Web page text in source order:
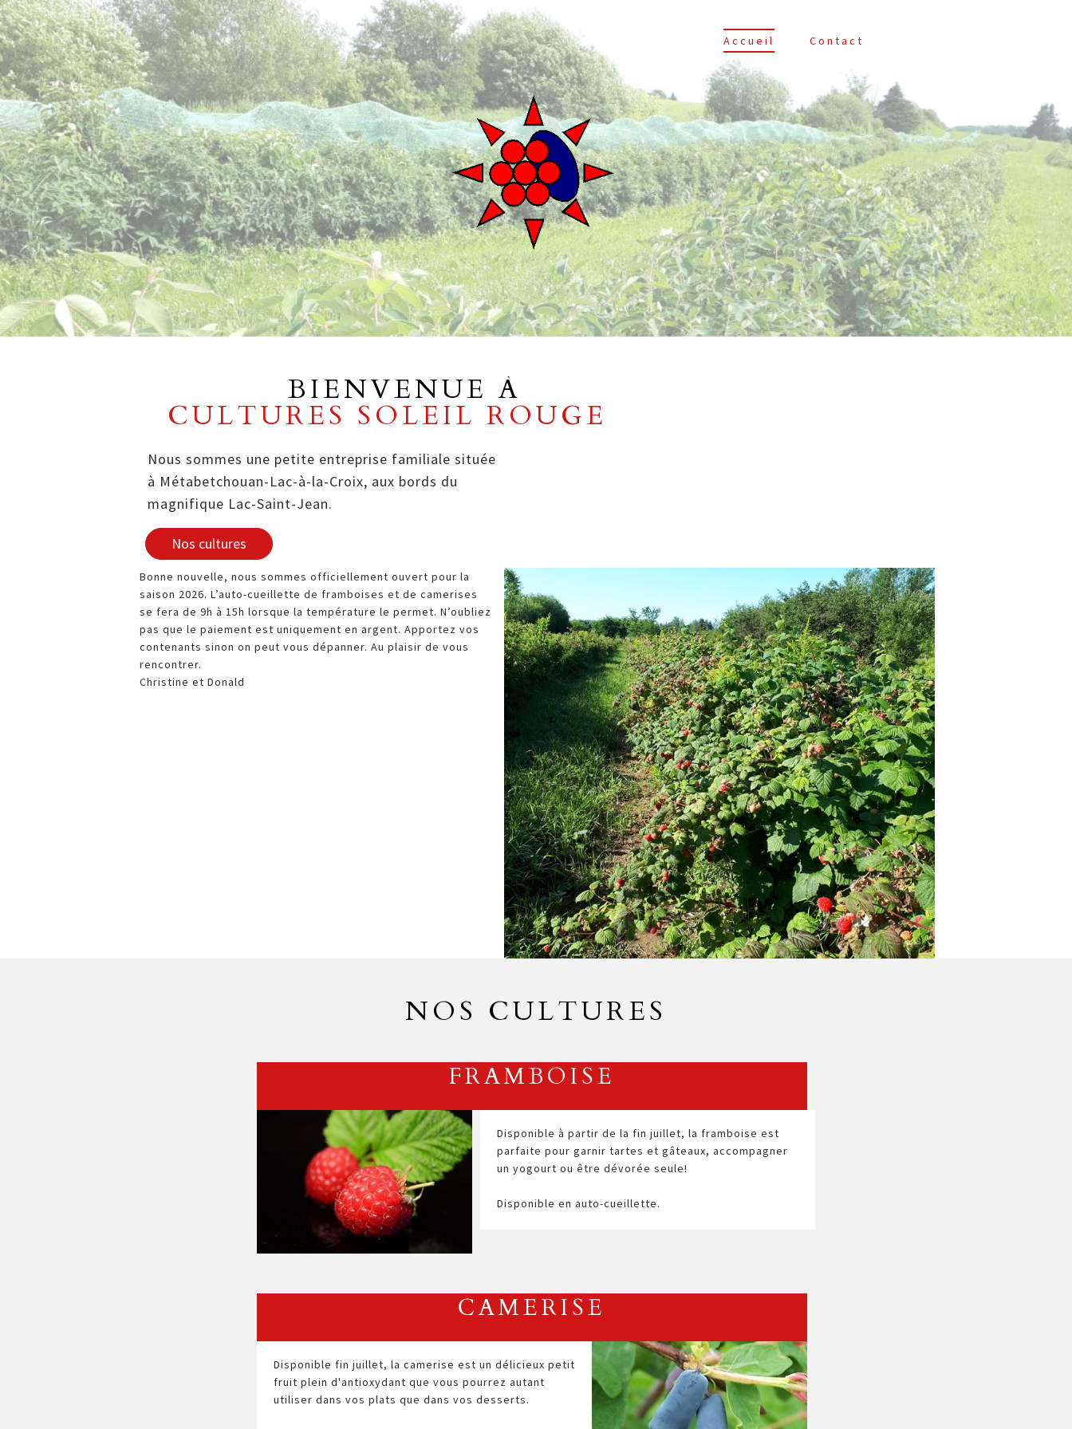
Accueil Contact
BIENVENUE À
CULTURES SOLEIL ROUGE
Nous sommes une petite entreprise familiale située
à Métabetchouan-Lac-à-la-Croix, aux bords du
magnifique Lac-Saint-Jean.
Nos cultures
Bonne nouvelle, nous sommes officiellement ouvert pour la
saison 2026. L’auto-cueillette de framboises et de camerises
se fera de 9h à 15h lorsque la température le permet. N’oubliez
pas que le paiement est uniquement en argent. Apportez vos
contenants sinon on peut vous dépanner. Au plaisir de vous
rencontrer.
Christine et Donald
NOS CULTURES
FRAMBOISE
Disponible à partir de la fin juillet, la framboise est
parfaite pour garnir tartes et gâteaux, accompagner
un yogourt ou être dévorée seule!
Disponible en auto-cueillette.
CAMERISE
Disponible fin juillet, la camerise est un délicieux petit
fruit plein d'antioxydant que vous pourrez autant
utiliser dans vos plats que dans vos desserts.